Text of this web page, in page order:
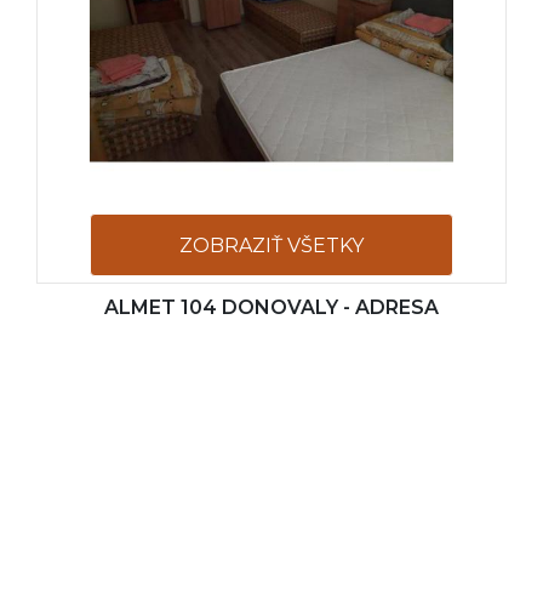
ZOBRAZIŤ VŠETKY
FOTOGRAFIE
ALMET 104 DONOVALY - ADRESA